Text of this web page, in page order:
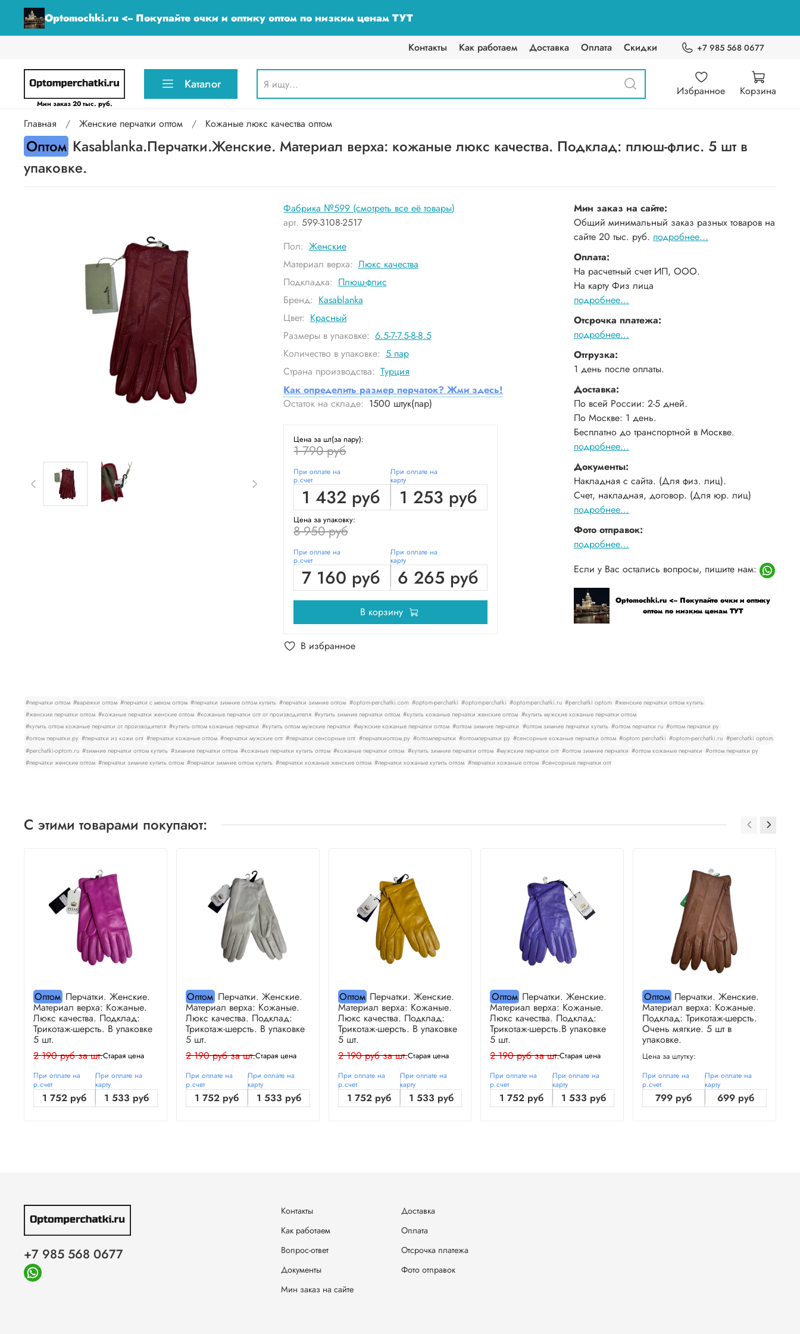
Optomochki.ru <-- Покупайте очки и оптику оптом по низким ценам ТУТ
Контакты Как работаем Доставка Оплата Скидки +7 985 568 0677
Мин заказ 20 тыс. руб.
Каталог Избранное Корзина
Главная Женские перчатки оптом Кожаные люкс качества оптом
Оптом Kasablanka.Перчатки.Женские. Материал верха: кожаные люкс качества. Подклад: плюш-флис. 5 шт в
упаковке.
Фабрика №599 (смотреть все её товары)
арт.599-3108-2517
Пол: Женские
Материал верха: Люкс качества
Подкладка: Плюш-флис
Бренд: Kasablanka
Цвет: Красный
Размеры в упаковке: 6.5-7-7.5-8-8.5
Количество в упаковке: 5 пар
Страна производства: Турция
Как определить размер перчаток? Жми здесь!
Остаток на складе: 1500 штук(пар)
Цена за шт(за пару):
1 790 руб
При оплате на
р.счет
1 432 руб
При оплате на
карту
1 253 руб
Цена за упаковку:
8 950 руб
При оплате на
р.счет
7 160 руб
При оплате на
карту
6 265 руб
В корзину
В избранное
Мин заказ на сайте:
Общий минимальный заказ разных товаров на
сайте 20 тыс. руб. подробнее...
Оплата:
На расчетный счет ИП, ООО.
На карту Физ лица
подробнее...
Отсрочка платежа:
подробнее...
Отгрузка:
1 день после оплаты.
Доставка:
По всей России: 2-5 дней.
По Москве: 1 день.
Бесплатно до транспортной в Москве.
подробнее...
Документы:
Накладная с сайта. (Для физ. лиц).
Счет, накладная, договор. (Для юр. лиц)
подробнее...
Фото отправок:
подробнее...
Если у Вас остались вопросы, пишите нам:
Optomochki.ru <-- Покупайте очки и оптику
оптом по низким ценам ТУТ
#перчатки оптом #варежки оптом #перчатки с мехом оптом #перчатки зимние оптом купить #перчатки зимние оптом #optom-perchatki.com #optom-perchatki #optomperchatki #optomperchatki.ru #perchatki optom #женские перчатки оптом купить
#женские перчатки оптом #кожаные перчатки женские оптом #кожаные перчатки опт от производителя #купить зимние перчатки оптом #купить кожаные перчатки женские оптом #купить мужские кожаные перчатки оптом
#купить оптом кожаные перчатки от производителя #купить оптом кожаные перчатки #купить оптом мужские перчатки #мужские кожаные перчатки оптом #оптом зимние перчатки #оптом зимние перчатки купить #оптом перчатки ru #оптом перчатки ру
#оптом перчатки.ру #перчатки из кожи опт #перчатки кожаные оптом #перчатки мужские опт #перчатки сенсорные опт #перчаткиоптом.ру #оптомперчатки #оптомперчатки ру #сенсорные кожаные перчатки оптом #optom perchatki #optom-perchatki.ru #perchatki optom
#perchatki-optom.ru #зимние перчатки оптом купить #зимние перчатки оптом #кожаные перчатки купить оптом #кожаные перчатки оптом #купить зимние перчатки оптом #мужские перчатки опт #оптом зимние перчатки #оптом кожаные перчатки #оптом перчатки ру
#перчатки женские оптом #перчатки зимние купить оптом #перчатки зимние оптом купить #перчатки кожаные женские оптом #перчатки кожаные купить оптом #перчатки кожаные оптом #сенсорные перчатки опт
С этими товарами покупают:
ОптомПерчатки. Женские.
Материал верха: Кожаные.
Люкс качества. Подклад:
Трикотаж-шерсть. В упаковке
5 шт.
2 190 руб за шт.Старая цена
При оплате на
р.счет
1 752 руб
При оплате на
карту
1 533 руб
ОптомПерчатки. Женские.
Материал верха: Кожаные.
Люкс качества. Подклад:
Трикотаж-шерсть. В упаковке
5 шт.
2 190 руб за шт.Старая цена
При оплате на
р.счет
1 752 руб
При оплате на
карту
1 533 руб
Оптом Перчатки. Женские.
Материал верха: Кожаные.
Люкс качества. Подклад:
Трикотаж-шерсть. В упаковке
5 шт.
2 190 руб за шт.Старая цена
При оплате на
р.счет
1 752 руб
При оплате на
карту
1 533 руб
Оптом Перчатки. Женские.
Материал верха: Кожаные.
Люкс качества. Подклад:
Трикотаж-шерсть.В упаковке
5 шт.
2 190 руб за шт.Старая цена
При оплате на
р.счет
1 752 руб
При оплате на
карту
1 533 руб
ОптомПерчатки. Женские.
Материал верха: Кожаные.
Подклад: Трикотаж-шерсть.
Очень мягкие. 5 шт в
упаковке.
Цена за штутку:
При оплате на
р.счет
799 руб
При оплате на
карту
699 руб
Контакты
Как работаем
Вопрос-ответ
Документы
Мин заказ на сайте
Доставка
Оплата
Отсрочка платежа
Фото отправок
+7 985 568 0677